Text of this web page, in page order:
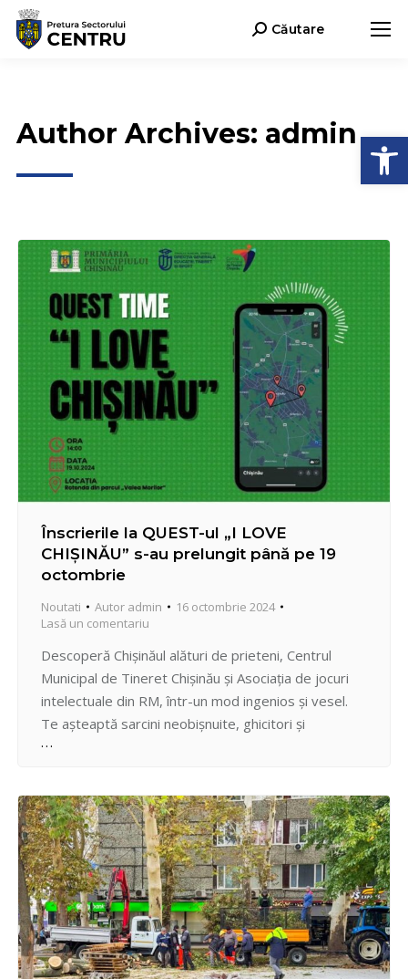
Search:Căutare
Author Archives: admin
Înscrierile la QUEST-ul „I LOVE
CHIȘINĂU” s-au prelungit până pe 19
octombrie
Noutati Autor admin
16 octombrie 2024
Lasă un comentariu
Descoperă Chișinăul alături de prieteni, Centrul
Municipal de Tineret Chișinău și Asociația de jocuri
intelectuale din RM, într-un mod ingenios și vesel.
Te așteaptă sarcini neobișnuite, ghicitori și
divertisment – ingredientele perfecte pentru o
Locul I – 3000 lei – Locul II – 2000 lei -…